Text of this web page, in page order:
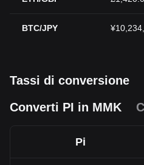
BTC/JPY
Tassi di conversione
Converti PI in MMK
Pi